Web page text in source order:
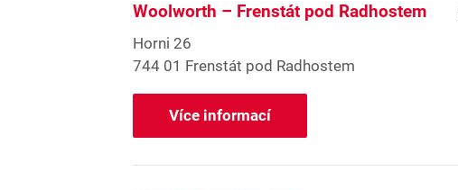
Woolworth – Frenstát pod Radhostem
Horni 26
744 01 Frenstát pod Radhostem
Více informací